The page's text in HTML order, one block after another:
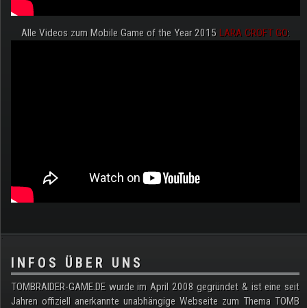
Alle Videos zum Mobile Game of the Year 2015 LARA CROFT GO:
.
INFOS ÜBER UNS
TOMBRAIDER-GAME.DE wurde im April 2008 gegründet & ist eine seit
Jahren offiziell anerkannte unabhängige Webseite zum Thema TOMB